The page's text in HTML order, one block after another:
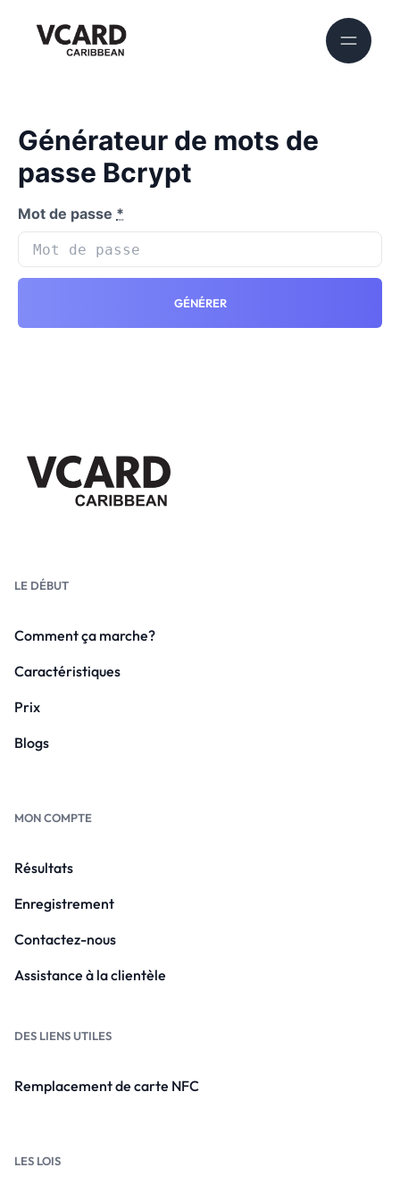
Générateur de mots de
passe Bcrypt
Mot de passe *
GÉNÉRER
LE DÉBUT
Comment ça marche?
Caractéristiques
Prix
Blogs
MON COMPTE
Résultats
Enregistrement
Contactez-nous
Assistance à la clientèle
DES LIENS UTILES
Remplacement de carte NFC
LES LOIS